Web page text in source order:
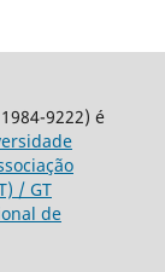
9222) é
/ GT
de